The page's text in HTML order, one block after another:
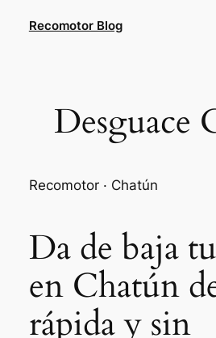
Recomotor Blog
Desguace
Recomotor · Chatún
Da de baja
en Chatún
rápida y sin